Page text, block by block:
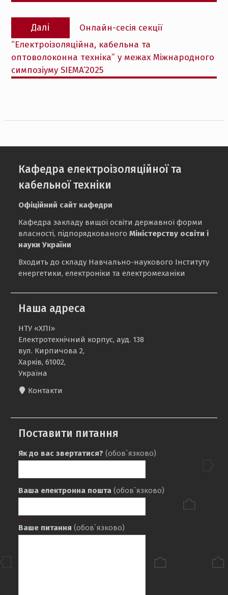
Далі
Наступний
запис:
Онлайн-сесія секції
“Електроізоляційна, кабельна та
оптоволоконна техніка” у межах Міжнародного
симпозіуму SIEMA’2025
Кафедра електроізоляційної та
кабельної техніки
Офіційний сайт кафедри
Кафедра закладу вищої освіти державної форми
власності, підпорядкованогоМіністерству освіти і
науки України
Входить до складу Навчально-наукового Інституту
енергетики, електроніки та електромеханіки
Наша адреса
НТУ «ХПІ»
Електротехнічний корпус, ауд. 138
вул. Кирпичова 2,
Харків, 61002,
Україна
Контакти
Поставити питання
Як до вас звертатися? (обов`язково)
Ваша електронна пошта (обов`язково)
Ваше питання (обов`язково)